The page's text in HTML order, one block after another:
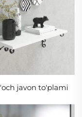
javon to'plami